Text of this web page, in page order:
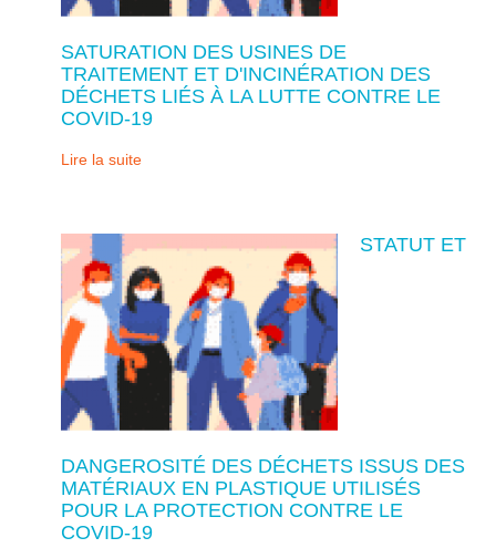
SATURATION DES USINES DE
TRAITEMENT ET D'INCINÉRATION DES
DÉCHETS LIÉS À LA LUTTE CONTRE LE
COVID-19
Lire la suite
STATUT ET
DANGEROSITÉ DES DÉCHETS ISSUS DES
MATÉRIAUX EN PLASTIQUE UTILISÉS
POUR LA PROTECTION CONTRE LE
COVID-19